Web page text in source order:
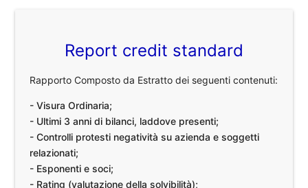
Report credit standard
Rapporto Composto da Estratto dei seguenti contenuti:
- Visura Ordinaria;
- Ultimi 3 anni di bilanci, laddove presenti;
- Controlli protesti negatività su azienda e soggetti
relazionati;
- Esponenti e soci;
- Rating (valutazione della solvibilità);